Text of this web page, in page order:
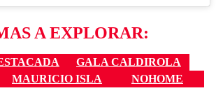
A EXPLORAR:
GALA CALDIROLA
MAURICIO ISLA NOHOME